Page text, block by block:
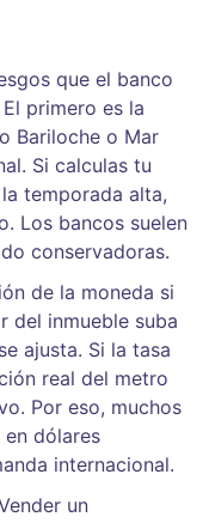
que el banco
primero es la
Bariloche o Mar
Si calculas tu
temporada alta,
Los bancos suelen
conservadoras.
de la moneda si
del inmueble suba
ajusta. Si la tasa
real del metro
Por eso, muchos
dólares
internacional.
un